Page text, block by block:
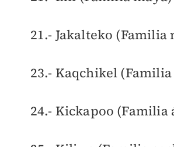
21.- Jakalteko (Familia
23.- Kaqchikel
24.- Kickapoo (Familia